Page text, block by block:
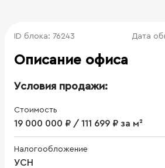
ID блока: 76243 Дата
Описание офиса
Условия продажи:
Стоимость
19 000 000 ₽ / 111 699 ₽ за м²
Налогообложение
УСН